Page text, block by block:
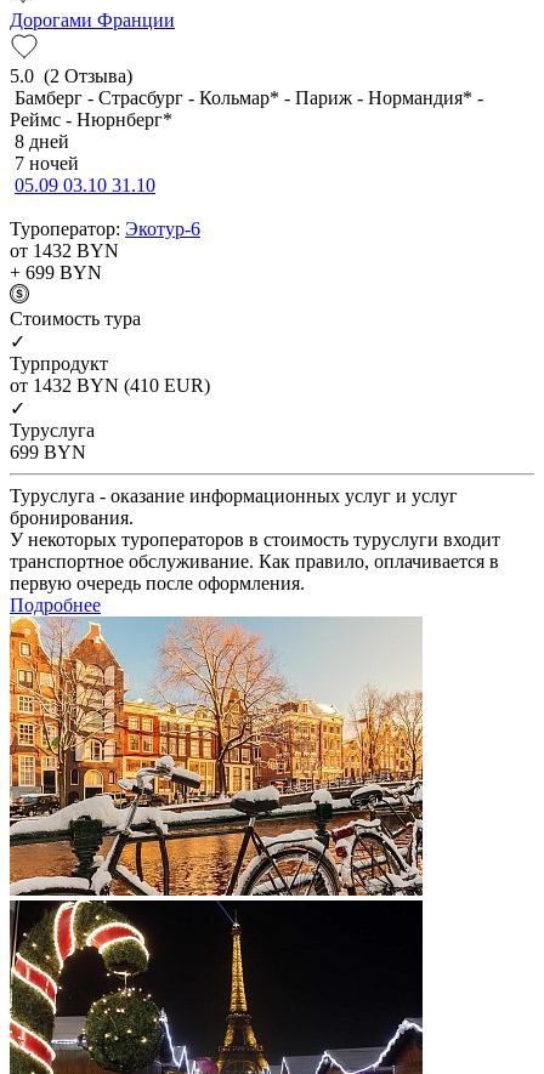
Дорогами Франции
5.0 (2 Отзыва)
Бамберг - Страсбург - Кольмар* - Париж - Нормандия* -
Реймс - Нюрнберг*
8 дней
7 ночей
05.09 03.10 31.10
Туроператор: Экотур-6
от 1432 BYN
+ 699 BYN
Cтоимость тура
✓
Турпродукт
от 1432 BYN (410 EUR)
✓
Туруслуга
699 BYN
Туруслуга - оказание информационных услуг и услуг
бронирования.
У некоторых туроператоров в стоимость туруслуги входит
транспортное обслуживание. Как правило, оплачивается в
первую очередь после оформления.
Подробнее